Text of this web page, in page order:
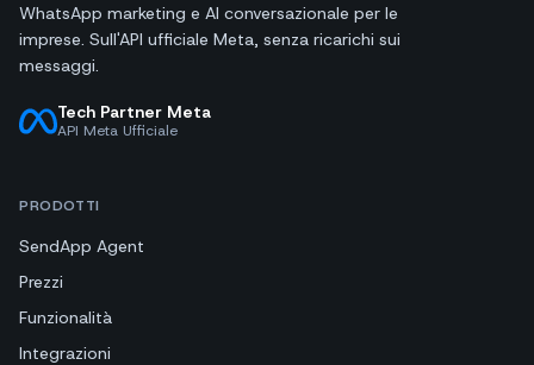
WhatsApp marketing e AI conversazionale per le
imprese. Sull'API ufficiale Meta, senza ricarichi sui
messaggi.
Tech Partner Meta
API Meta Ufficiale
PRODOTTI
SendApp Agent
Prezzi
Funzionalità
Integrazioni